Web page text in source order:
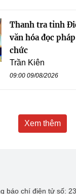
Thanh tra tỉnh
văn hóa đọc
chức
Trần Kiên
09:00 09/08/2026
Xem thêm
báo chí điện tử số: